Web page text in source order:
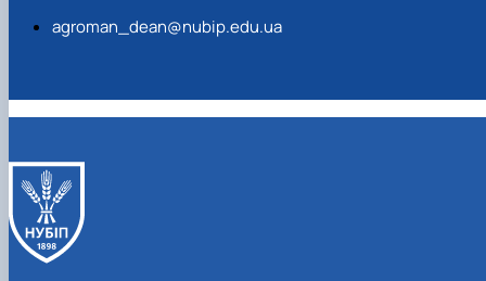
agroman_dean@nubip.edu.ua